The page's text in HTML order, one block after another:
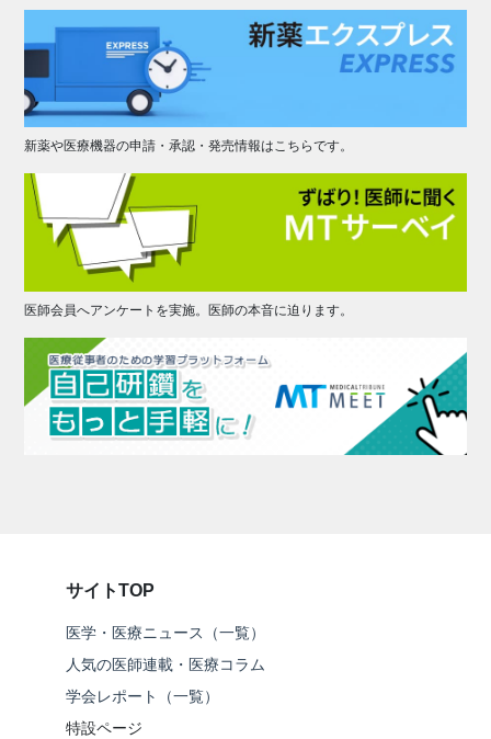
新薬や医療機器の申請・承認・発売情報はこちらです。
医師会員へアンケートを実施。医師の本音に迫ります。
サイトTOP
医学・医療ニュース（一覧）
人気の医師連載・医療コラム
学会レポート（一覧）
特設ページ